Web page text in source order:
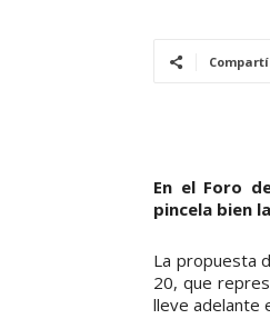
Compartí
En el Foro
pincela bien
La propuesta
20, que
lleve adelante